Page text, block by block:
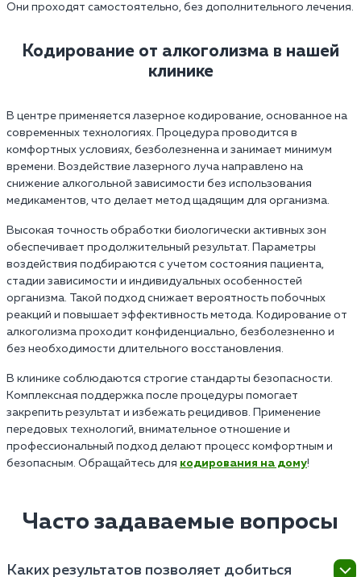
Они проходят самостоятельно, без дополнительного лечения.
Кодирование от алкоголизма в нашей
клинике
В центре применяется лазерное кодирование, основанное на
современных технологиях. Процедура проводится в
комфортных условиях, безболезненна и занимает минимум
времени. Воздействие лазерного луча направлено на
снижение алкогольной зависимости без использования
медикаментов, что делает метод щадящим для организма.
Высокая точность обработки биологически активных зон
обеспечивает продолжительный результат. Параметры
воздействия подбираются с учетом состояния пациента,
стадии зависимости и индивидуальных особенностей
организма. Такой подход снижает вероятность побочных
реакций и повышает эффективность метода. Кодирование от
алкоголизма проходит конфиденциально, безболезненно и
без необходимости длительного восстановления.
В клинике соблюдаются строгие стандарты безопасности.
Комплексная поддержка после процедуры помогает
закрепить результат и избежать рецидивов. Применение
передовых технологий, внимательное отношение и
профессиональный подход делают процесс комфортным и
безопасным. Обращайтесь для кодирования на дому!
Часто задаваемые вопросы
Каких результатов позволяет добиться